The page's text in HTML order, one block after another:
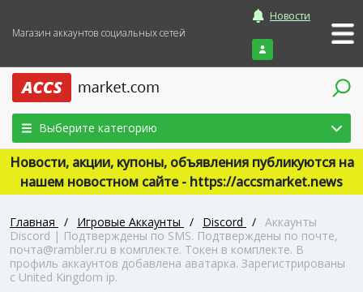
Магазин аккаунтов социальных сетей
Новости
Войти
Выберите категорию
Новости, акции, купоны, объявления публикуются на
нашем новостном сайте - https://accsmarket.news
Главная / Игровые Аккаунты / Discord / Аккаунты
Discord | Подтверждены по SMS. Подтверждены по почте,
почта@rambler.ru в комплекте. Токен в комплекте. В
профиль аккаунтов добавлена аватарка. Зарегистрированы
с United Kingdom ip.